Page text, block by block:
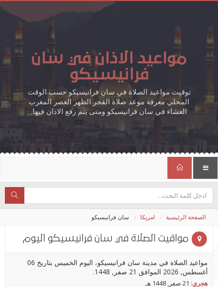
مواعيد الاذان في سان
فرانيسيكو
توقيت مواعيد الصلاة في سان فرانيسيكو حسب الوقت
المحلي معرفة موعد صلاة الفجر الظهر العصر المغرب
العشاء في سان فرانيسيكو ومتى يتم رفع الاذان فيها.
الصفحة الرئيسية امريكا سان فرانيسيكو
مواقيت الصلاة في سان فرانيسيكو اليوم
مواعيد الصلاة في مدينة سان فرانيسيكو، اليوم الخميس بتاريخ 06
أغسطس, 2026 الموافق 21 صفر, 1448.
هجري: 21 صفر, 1448 هـ